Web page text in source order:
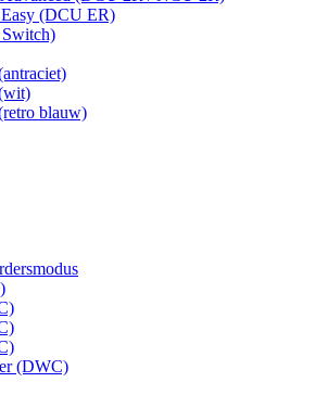
(DCU ER)
Switch)
blauw)
(DWC)